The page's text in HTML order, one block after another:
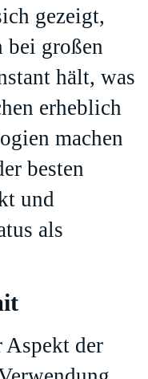
gezeigt,
bei großen
hält, was
erheblich
machen
besten
und
als
der